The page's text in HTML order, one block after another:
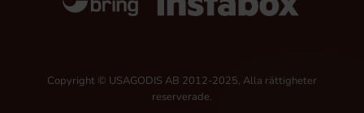
Copyright © USAGODIS AB 2012-2025, Alla rättigheter
reserverade.